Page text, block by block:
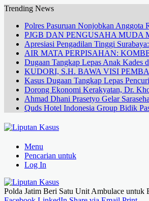
Trending News
Polres Pasuruan Nonjobkan Anggota
PJGB DAN PENGUSAHA
Apresiasi Pengadilan Tinggi
AIR MATA PERPISAHAN:
Dugaan Tangkap Lepas Anak Kades
KUDORI, S.H. BAWA VISI
Kasus Dugaan Tangkap Lepas
Dorong Ekonomi Kerakyatan, Dr.
Ahmad Dhani Prasetyo Gelar
Quds Hotel Indonesia Group Bidik
Menu
Pencarian untuk
Log In
Polda Jatim Beri Satu Unit Ambulace untuk